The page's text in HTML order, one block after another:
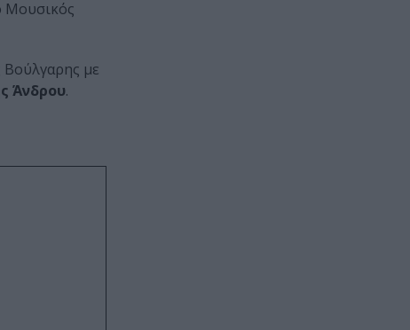
Μουσικός
Βούλγαρης με
Άνδρου.